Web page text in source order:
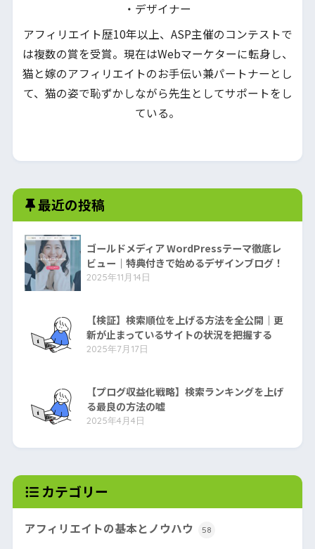
・デザイナー
アフィリエイト歴10年以上、ASP主催のコンテストで
は複数の賞を受賞。現在はWebマーケターに転身し、
猫と嫁のアフィリエイトのお手伝い兼パートナーとし
て、猫の姿で恥ずかしながら先生としてサポートをし
ている。
最近の投稿
ゴールドメディア WordPressテーマ徹底レ
ビュー｜特典付きで始めるデザインブログ！
2025年11月14日
【検証】検索順位を上げる方法を全公開｜更
新が止まっているサイトの状況を把握する
2025年7月17日
【プログ収益化戦略】検索ランキングを上げ
る最良の方法の嘘
2025年4月4日
カテゴリー
アフィリエイトの基本とノウハウ 58